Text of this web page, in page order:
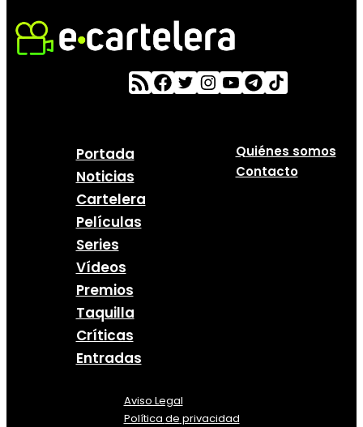
Portada
Noticias
Cartelera
Películas
Series
Vídeos
Premios
Taquilla
Críticas
Entradas
Quiénes somos
Contacto
Aviso Legal
Política de privacidad